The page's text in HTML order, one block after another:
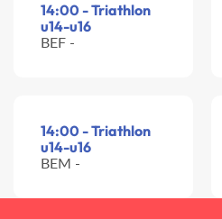
14:00 - Triathlon
u14-u16
BEF -
14:00 - Triathlon
u14-u16
BEM -